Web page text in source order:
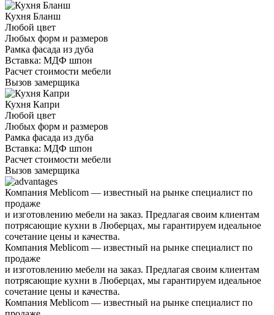
Кухня Бланш
Любой цвет
Любых форм и размеров
Рамка фасада из дуба
Вставка: МДФ шпон
Расчет стоимости мебели
Вызов замерщика
Кухня Капри
Любой цвет
Любых форм и размеров
Рамка фасада из дуба
Вставка: МДФ шпон
Расчет стоимости мебели
Вызов замерщика
Компания Meblicom — известный на рынке специалист по
продаже
и изготовлению мебели на заказ. Предлагая своим клиентам
потрясающие кухни в Люберцах, мы гарантируем идеальное
сочетание цены и качества.
Компания Meblicom — известный на рынке специалист по
продаже
и изготовлению мебели на заказ. Предлагая своим клиентам
потрясающие кухни в Люберцах, мы гарантируем идеальное
сочетание цены и качества.
Компания Meblicom — известный на рынке специалист по